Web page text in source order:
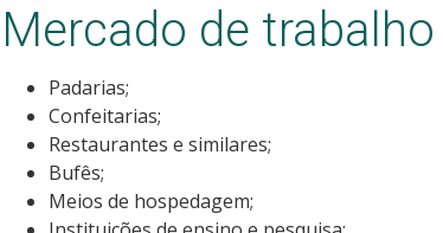
Mercado de trabalho
Padarias;
Confeitarias;
Restaurantes e similares;
Bufês;
Meios de hospedagem;